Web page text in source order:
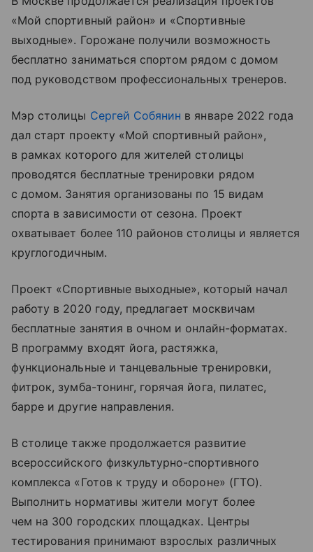
«Мой спортивный район» и «Спортивные
выходные». Горожане получили возможность
бесплатно заниматься спортом рядом с домом
под руководством профессиональных тренеров.
Мэр столицы Сергей Собянин в январе 2022 года
дал старт проекту «Мой спортивный район»,
в рамках которого для жителей столицы
проводятся бесплатные тренировки рядом
с домом. Занятия организованы по 15 видам
спорта в зависимости от сезона. Проект
охватывает более 110 районов столицы и является
круглогодичным.
Проект «Спортивные выходные», который начал
работу в 2020 году, предлагает москвичам
бесплатные занятия в очном и онлайн-форматах.
В программу входят йога, растяжка,
функциональные и танцевальные тренировки,
фитрок, зумба-тонинг, горячая йога, пилатес,
барре и другие направления.
В столице также продолжается развитие
всероссийского физкультурно-спортивного
комплекса «Готов к труду и обороне» (ГТО).
Выполнить нормативы жители могут более
чем на 300 городских площадках. Центры
тестирования принимают взрослых различных